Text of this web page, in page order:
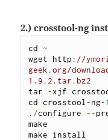
2.) crosstool-ng
cd ~
wget http: //
geek.org/
1.9.2.tar.bz2
tar -xjf
cd crosstool -ng-
./configure --
make
make install